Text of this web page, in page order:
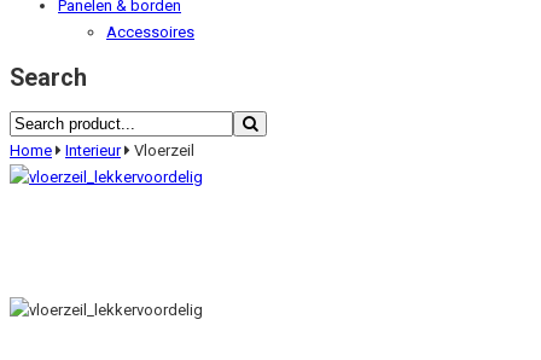
Panelen & borden
Accessoires
Search
Home Interieur Vloerzeil